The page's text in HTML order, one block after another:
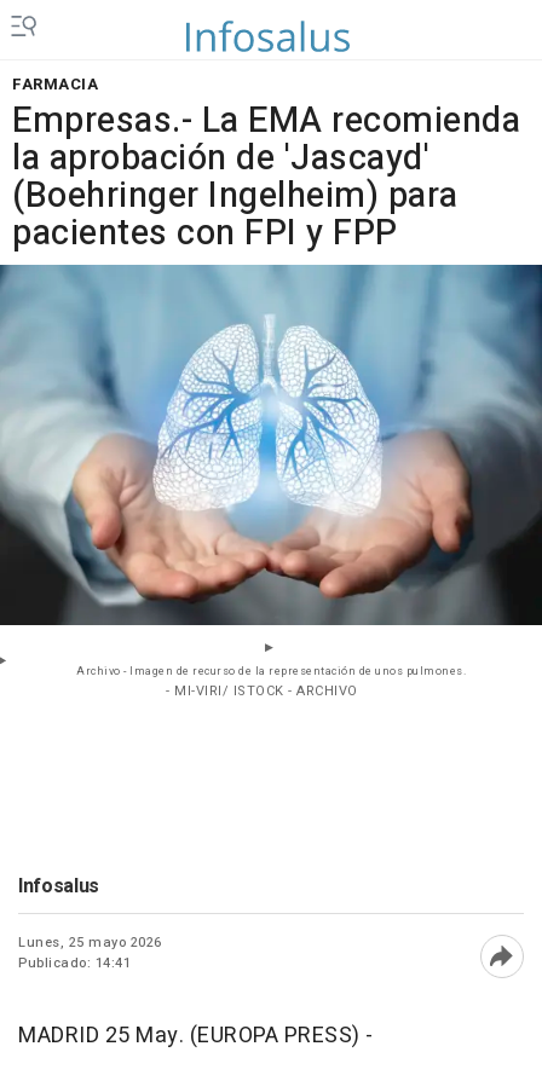
FARMACIA
Empresas.- La EMA recomienda
la aprobación de 'Jascayd'
(Boehringer Ingelheim) para
pacientes con FPI y FPP
Archivo - Imagen de recurso de la representación de unos pulmones.
- MI-VIRI/ ISTOCK - ARCHIVO
Infosalus
Lunes, 25 mayo 2026
Publicado: 14:41
MADRID 25 May. (EUROPA PRESS) -